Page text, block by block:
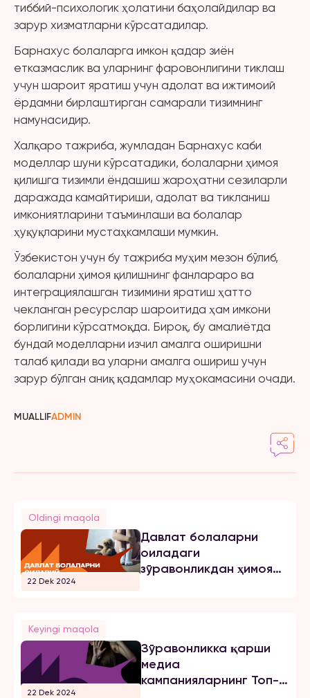
тиббий-психологик ҳолатини баҳолайдилар ва
зарур хизматларни кўрсатадилар.
Барнахус болаларга имкон қадар зиён
етказмаслик ва уларнинг фаровонлигини тиклаш
учун шароит яратиш учун адолат ва ижтимоий
ёрдамни бирлаштирган самарали тизимнинг
намунасидир.
Халқаро тажриба, жумладан Барнахус каби
моделлар шуни кўрсатадики, болаларни ҳимоя
қилишга тизимли ёндашиш жароҳатни сезиларли
даражада камайтириши, адолат ва тикланиш
имкониятларини таъминлаши ва болалар
ҳуқуқларини мустаҳкамлаши мумкин.
Ўзбекистон учун бу тажриба муҳим мезон бўлиб,
болаларни ҳимоя қилишнинг фанлараро ва
интеграциялашган тизимини яратиш ҳатто
чекланган ресурслар шароитида ҳам имкони
борлигини кўрсатмоқда. Бироқ, бу амалиётда
бундай моделларни изчил амалга оширишни
талаб қилади ва уларни амалга ошириш учун
зарур бўлган аниқ қадамлар муҳокамасини очади.
MUALLIFADMIN
Oldingi maqola
22 Dek 2024
Давлат болаларни
оиладаги
зўравонликдан ҳимоя
Keyingi maqola
22 Dek 2024
Зўравонликка қарши
медиа
кампанияларнинг Топ-3